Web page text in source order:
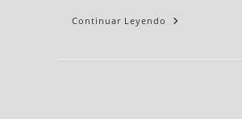
Continuar Leyendo